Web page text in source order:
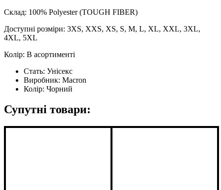
Склад: 100% Polyester (TOUGH FIBER)
Доступні розміри: 3XS, XXS, XS, S, M, L, XL, XXL, 3XL,
4XL, 5XL
Колір: В асортименті
Стать: Унісекс
Виробник: Macron
Колір: Чорний
Супутні товари: